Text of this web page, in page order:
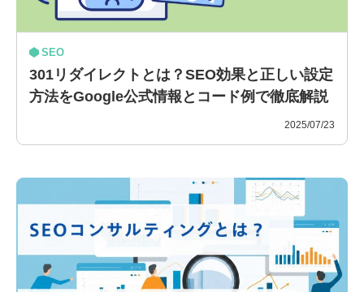
SEO
301リダイレクトとは？SEO効果と正しい設定
方法をGoogle公式情報とコード例で徹底解説
2025/07/23